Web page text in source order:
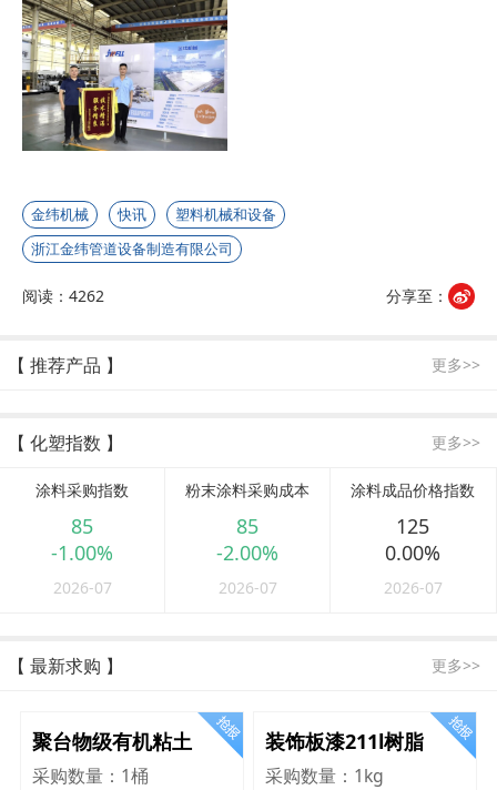
金纬机械 快讯
塑料机械和设备
浙江金纬管道设备制造有限公司
阅读：4262 分享至：
【 推荐产品 】 更多>>
【 化塑指数 】 更多>>
涂料采购指数
85
-1.00%
2026-07
粉末涂料采购成本
85
-2.00%
2026-07
涂料成品价格指数
125
0.00%
2026-07
【 最新求购 】 更多>>
聚台物级有机粘土
采购数量： 1桶
装饰板漆211l树脂
采购数量： 1kg